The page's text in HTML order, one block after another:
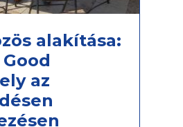
alakítása:
az